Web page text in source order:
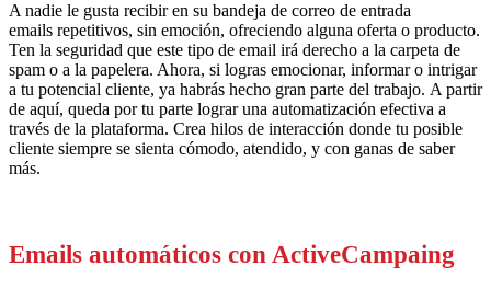
A nadie le gusta recibir en su bandeja de correo de entrada
emails repetitivos, sin emoción, ofreciendo alguna oferta o producto.
Ten la seguridad que este tipo de email irá derecho a la carpeta de
spam o a la papelera. Ahora, si logras emocionar, informar o intrigar
a tu potencial cliente, ya habrás hecho gran parte del trabajo. A partir
de aquí, queda portu parte lograr una automatización efectiva a
través de la plataforma. Crea hilos de interacción donde tu posible
cliente siempre se sienta cómodo, atendido, y con ganas de saber
más.
Emails automáticos con ActiveCampaing